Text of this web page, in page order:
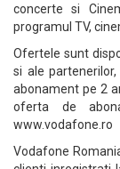
concerte si
programul TV,
Ofertele sunt
si ale
abonament pe 2
oferta de
www.vodafone.ro
Vodafone